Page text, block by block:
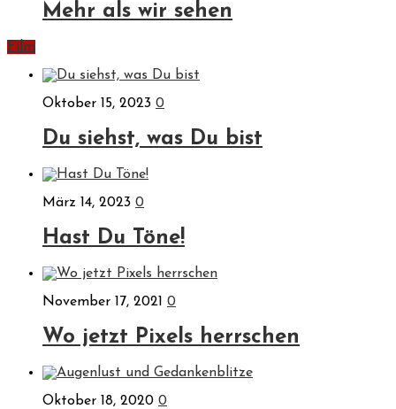
Mehr als wir sehen
Film
Oktober 15, 2023 0
Du siehst, was Du bist
März 14, 2023 0
Hast Du Töne!
November 17, 2021 0
Wo jetzt Pixels herrschen
Oktober 18, 2020 0